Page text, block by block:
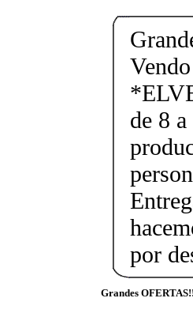
de 8
por
Grandes